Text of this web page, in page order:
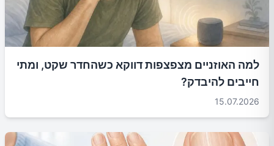
למה האוזניים מצפצפות דווקא כשהחדר שקט, ומתי
חייבים להיבדק?
15.07.2026